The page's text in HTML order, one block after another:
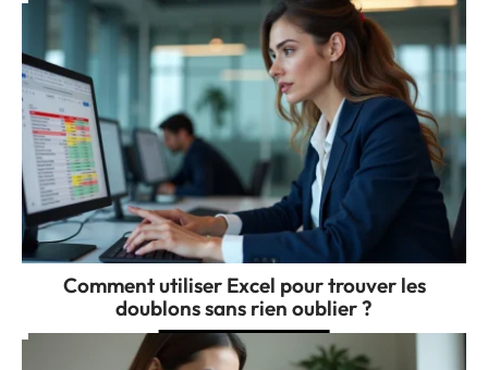
Comment utiliser Excel pour trouver les
doublons sans rien oublier ?